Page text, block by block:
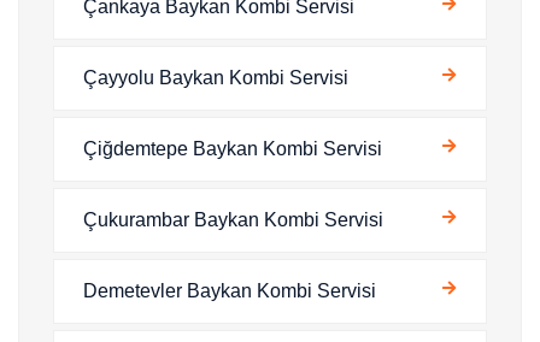
Çankaya Baykan Kombi Servisi
Çayyolu Baykan Kombi Servisi
Çiğdemtepe Baykan Kombi Servisi
Çukurambar Baykan Kombi Servisi
Demetevler Baykan Kombi Servisi